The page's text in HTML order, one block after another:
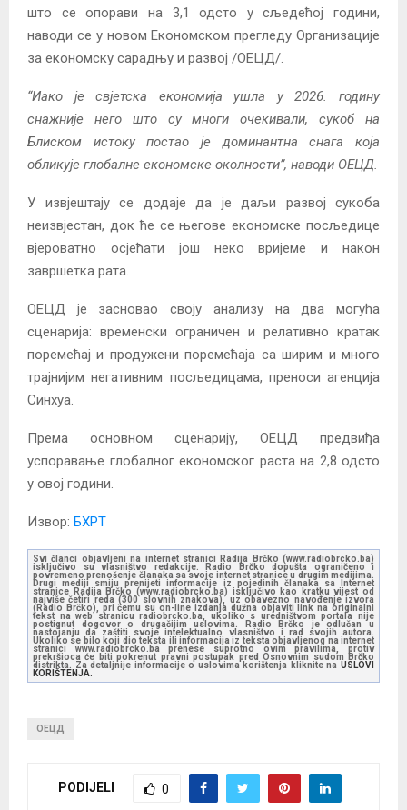
што се опорави на 3,1 одсто у сљедећој години,
наводи се у новом Економском прегледу Организације
за економску сарадњу и развој /ОЕЦД/.
“Иако је свјетска економија ушла у 2026. годину
снажније него што су многи очекивали, сукоб на
Блиском истоку постао је доминантна снага која
обликује глобалне економске околности”, наводи ОЕЦД.
У извјештају се додаје да је даљи развој сукоба
неизвјестан, док ће се његове економске посљедице
вјероватно осјећати још неко вријеме и након
завршетка рата.
ОЕЦД је засновао своју анализу на два могућа
сценарија: временски ограничен и релативно кратак
поремећај и продужени поремећаја са ширим и много
трајнијим негативним посљедицама, преноси агенција
Синхуа.
Према основном сценарију, ОЕЦД предвиђа
успоравање глобалног економског раста на 2,8 одсто
у овој години.
Извор: БХРТ
Svi članci objavljeni na internet stranici Radija Brčko (www.radiobrcko.ba)
isključivo su vlasništvo redakcije. Radio Brčko dopušta ograničeno i
povremeno prenošenje članaka sa svoje internet stranice u drugim medijima.
Drugi mediji smiju prenijeti informacije iz pojedinih članaka sa Internet
stranice Radija Brčko (www.radiobrcko.ba) isključivo kao kratku vijest od
najviše četiri reda (300 slovnih znakova), uz obavezno navođenje izvora
(Radio Brčko), pri čemu su on-line izdanja dužna objaviti link na originalni
tekst na web stranicu radiobrcko.ba, ukoliko s uredništvom portala nije
postignut dogovor o drugačijim uslovima. Radio Brčko je odlučan u
nastojanju da zaštiti svoje intelektualno vlasništvo i rad svojih autora.
Ukoliko se bilo koji dio teksta ili informacija iz teksta objavljenog na internet
stranici www.radiobrcko.ba prenese suprotno ovim pravilima, protiv
prekršioca će biti pokrenut pravni postupak pred Osnovnim sudom Brčko
distrikta. Za detaljnije informacije o uslovima korištenja kliknite na USLOVI
KORIŠTENJA.
ОЕЦД
PODIJELI 0